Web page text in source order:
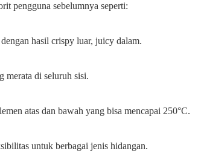
pengguna sebelumnya seperti:
hasil crispy luar, juicy dalam.
merata di seluruh sisi.
atas dan bawah yang bisa mencapai 250°C.
untuk berbagai jenis hidangan.